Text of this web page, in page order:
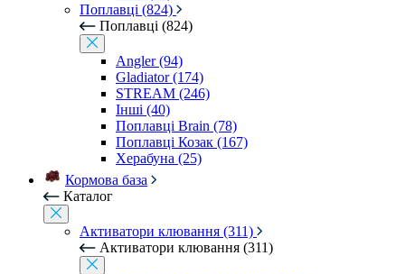
Поплавці (824)
Поплавці (824)
Angler (94)
Gladiator (174)
STREAM (246)
Інші (40)
Поплавці Brain (78)
Поплавці Козак (167)
Херабуна (25)
Кормова база
Каталог
Активатори клювання (311)
Активатори клювання (311)